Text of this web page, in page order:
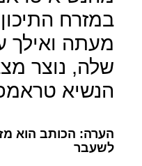
במזרח
מעתה ואילך
שלה, נוצר
הנשיא
הערה: הכותב הוא
לשעבר